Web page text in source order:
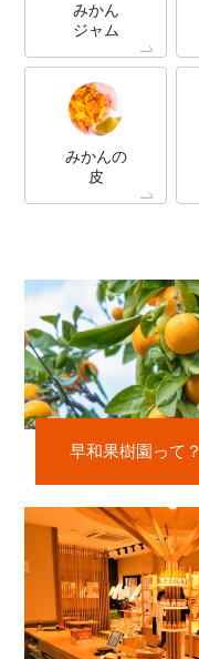
みかん
ジャム
みかんの
皮
早和果樹園って？